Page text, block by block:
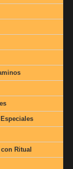
Ritual